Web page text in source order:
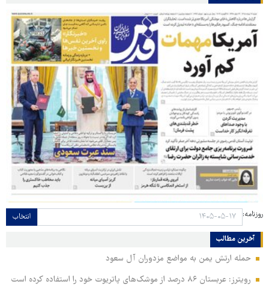
روزنامه: انتخاب
آخرین مطالب
حمله ارتش یمن به مواضع مزدوران آل سعود
رویترز: عربستان ۸۶ درصد از موشک‌های پاتریوت خود را استفاده کرده است